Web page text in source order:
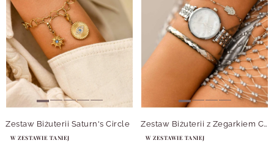
Zestaw Biżuterii Saturn's Circle
W ZESTAWIE TANIEJ
Zestaw Biżuterii z Zegarkiem Celestial Whispers
W ZESTAWIE TANIEJ